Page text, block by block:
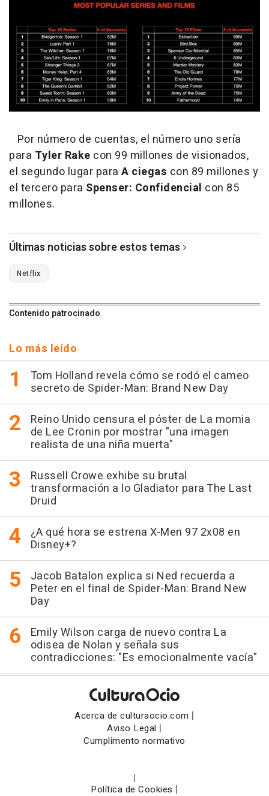
Por número de cuentas, el número uno sería
para Tyler Rake con 99 millones de visionados,
el segundo lugar para A ciegas con 89 millones y
el tercero para Spenser: Confidencial con 85
millones.
Últimas noticias sobre estos temas
Netflix
Contenido patrocinado
Lo más leído
Tom Holland revela cómo se rodó el cameo
secreto de Spider-Man: Brand New Day
Reino Unido censura el póster de La momia
de Lee Cronin por mostrar "una imagen
realista de una niña muerta"
Russell Crowe exhibe su brutal
transformación a lo Gladiator para The Last
Druid
¿A qué hora se estrena X-Men 97 2x08 en
Disney+?
Jacob Batalon explica si Ned recuerda a
Peter en el final de Spider-Man: Brand New
Day
Emily Wilson carga de nuevo contra La
odisea de Nolan y señala sus
contradicciones: "Es emocionalmente vacía"
Acerca de culturaocio.com |
Aviso Legal |
Cumplimento normativo
|
Política de Cookies |